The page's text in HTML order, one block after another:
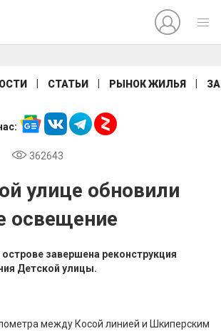
СТАТЬИ РЫНОК ЖИЛЬЯ
362643
улице обновили
освещение
завершена реконструкция
Детской улицы.
между Косой линией и Шкиперским